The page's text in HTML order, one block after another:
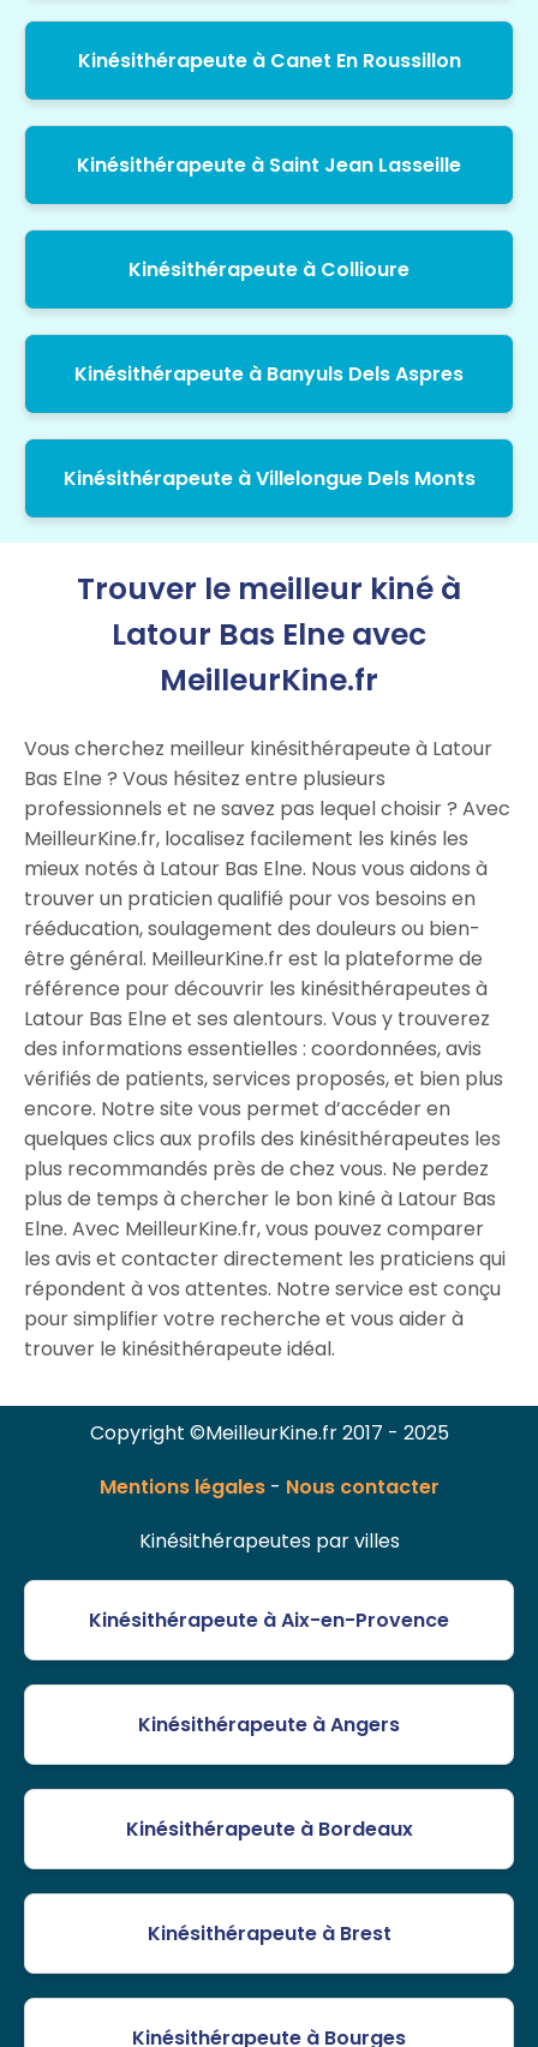
Kinésithérapeute à Canet En Roussillon
Kinésithérapeute à Saint Jean Lasseille
Kinésithérapeute à Collioure
Kinésithérapeute à Banyuls Dels Aspres
Kinésithérapeute à Villelongue Dels Monts
Trouver le meilleur kiné à
Latour Bas Elne avec
MeilleurKine.fr
Vous cherchez meilleur kinésithérapeute à Latour
Bas Elne ? Vous hésitez entre plusieurs
professionnels et ne savez pas lequel choisir ? Avec
MeilleurKine.fr, localisez facilement les kinés les
mieux notés à Latour Bas Elne. Nous vous aidons à
trouver un praticien qualifié pour vos besoins en
rééducation, soulagement des douleurs ou bien-
être général. MeilleurKine.fr est la plateforme de
référence pour découvrir les kinésithérapeutes à
Latour Bas Elne et ses alentours. Vous y trouverez
des informations essentielles : coordonnées, avis
vérifiés de patients, services proposés, et bien plus
encore. Notre site vous permet d’accéder en
quelques clics aux profils des kinésithérapeutes les
plus recommandés près de chez vous. Ne perdez
plus de temps à chercher le bon kiné à Latour Bas
Elne. Avec MeilleurKine.fr, vous pouvez comparer
les avis et contacter directement les praticiens qui
répondent à vos attentes. Notre service est conçu
pour simplifier votre recherche et vous aider à
trouver le kinésithérapeute idéal.
Copyright ©MeilleurKine.fr 2017 - 2025
Mentions légales- Nous contacter
Kinésithérapeutes par villes
Kinésithérapeute à Aix-en-Provence
Kinésithérapeute à Angers
Kinésithérapeute à Bordeaux
Kinésithérapeute à Brest
Kinésithérapeute à Bourges